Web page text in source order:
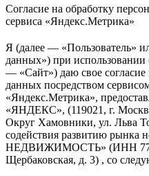
Согласие на обработку
сервиса «Яндекс.Метрика»
Я (далее — «Пользователь»
данных») при использовании
— «Сайт») даю свое согласие
данных посредством
«Яндекс.Метрика»,
«ЯНДЕКС», (119021, г.
Округ Хамовники, ул. Льва
содействия развитию
НЕДВИЖИМОСТЬ» (ИНН
Щербаковская, д. 3) , со